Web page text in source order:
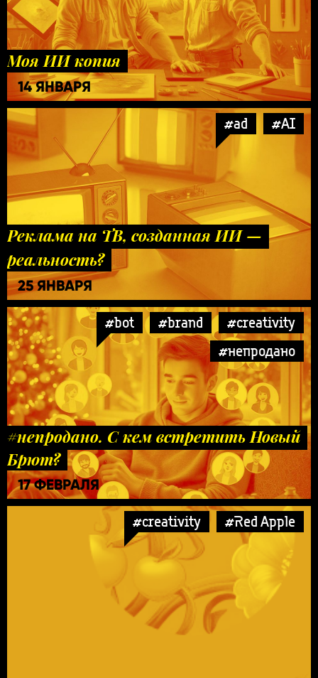
Моя ИИ копия
14 ЯНВАРЯ
#ad #AI
Реклама на ТВ, созданная ИИ —
реальность?
25 ЯНВАРЯ
#bot #brand
#creativity
#непродано
#непродано. С кем встретить Новый
Брют?
17 ФЕВРАЛЯ
#creativity #Red Apple